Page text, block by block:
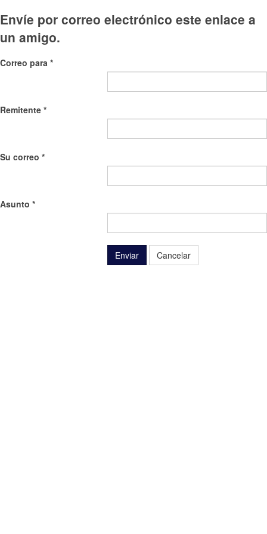
Envíe por correo electrónico este enlace a
un amigo.
Correo para *
Remitente *
Su correo *
Asunto *
Enviar Cancelar